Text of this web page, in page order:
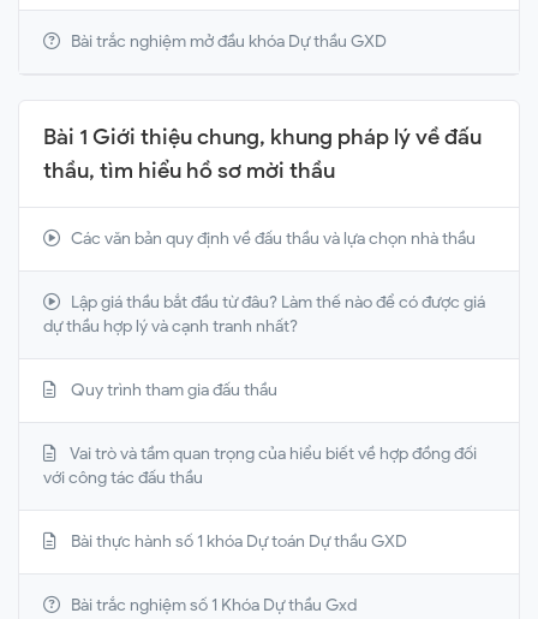
Bài trắc nghiệm mở đầu khóa Dự thầu GXD
Bài 1 Giới thiệu chung, khung pháp lý về đấu
thầu, tìm hiểu hồ sơ mời thầu
Các văn bản quy định về đấu thầu và lựa chọn nhà thầu
Lập giá thầu bắt đầu từ đâu? Làm thế nào để có được giá
dự thầu hợp lý và cạnh tranh nhất?
Quy trình tham gia đấu thầu
Vai trò và tầm quan trọng của hiểu biết về hợp đồng đối
với công tác đấu thầu
Bài thực hành số 1 khóa Dự toán Dự thầu GXD
Bài trắc nghiệm số 1 Khóa Dự thầu Gxd